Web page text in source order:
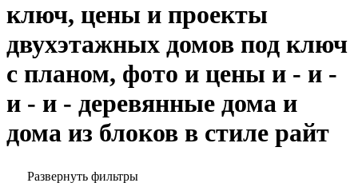
ключ, цены и проекты
двухэтажных домов под ключ
с планом, фото и цены и - и -
и - и - деревянные дома и
дома из блоков в стиле райт
Развернуть фильтры